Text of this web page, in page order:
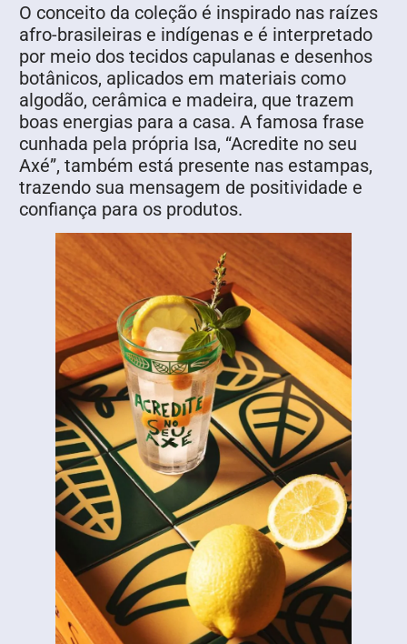
O conceito da coleção é inspirado nas raízes
afro-brasileiras e indígenas e é interpretado
por meio dos tecidos capulanas e desenhos
botânicos, aplicados em materiais como
algodão, cerâmica e madeira, que trazem
boas energias para a casa. A famosa frase
cunhada pela própria Isa, “Acredite no seu
Axé”, também está presente nas estampas,
trazendo sua mensagem de positividade e
confiança para os produtos.